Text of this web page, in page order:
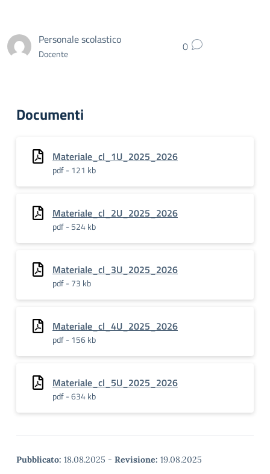
Personale scolastico
Docente 0
Documenti
Materiale_cl_1U_2025_2026
pdf - 121 kb
Materiale_cl_2U_2025_2026
pdf - 524 kb
Materiale_cl_3U_2025_2026
pdf - 73 kb
Materiale_cl_4U_2025_2026
pdf - 156 kb
Materiale_cl_5U_2025_2026
pdf - 634 kb
Pubblicato: 18.08.2025 - Revisione: 19.08.2025